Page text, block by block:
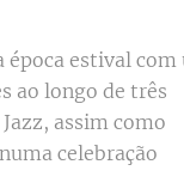
estival com
ao longo de três
assim como
celebração